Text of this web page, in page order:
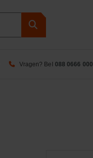
Vragen? Bel 088 0666 000